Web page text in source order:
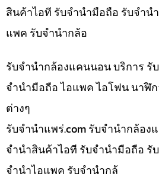
สินค้าไอที รับจำนำมือถือ รับจำน
แพค รับจำนำกล้อ
รับจำนำกล้องแคนนอน บริการ รั
จำนำมือถือ ไอแพค ไอโฟน นาฬิ
ต่างๆ
รับจํานําแพร่.com รับจำนำกล้อง
จำนำสินค้าไอที รับจำนำมือถือ รั
จำนำไอแพค รับจำนำกล้